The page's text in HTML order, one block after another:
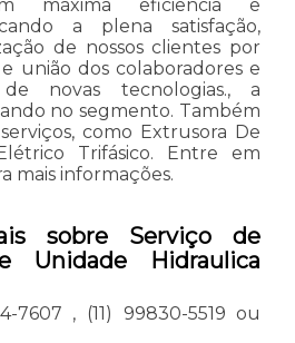
máxima eficiência e
a plena satisfação,
de nossos clientes por
união dos colaboradores e
novas tecnologias., a
no segmento. Também
como Extrusora De
Trifásico. Entre em
mais informações.
sobre Serviço de
Unidade Hidraulica
7607 , (11) 99830-5519 ou